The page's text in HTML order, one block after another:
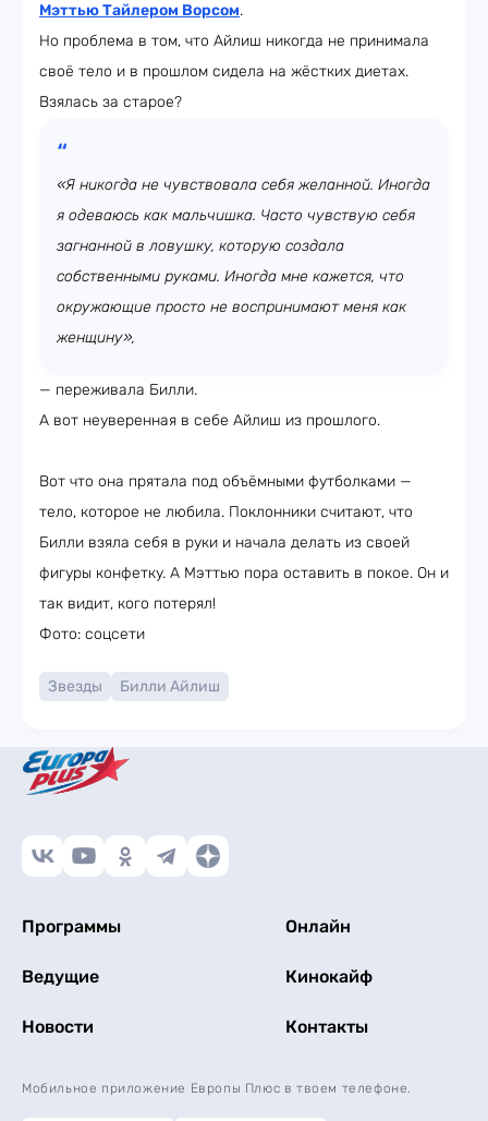
Мэттью Тайлером Ворсом.
Но проблема в том, что Айлиш никогда не принимала
своё тело и в прошлом сидела на жёстких диетах.
Взялась за старое?
«Я никогда не чувствовала себя желанной. Иногда
я одеваюсь как мальчишка. Часто чувствую себя
загнанной в ловушку, которую создала
собственными руками. Иногда мне кажется, что
окружающие просто не воспринимают меня как
женщину»,
— переживала Билли.
А вот неуверенная в себе Айлиш из прошлого.
Вот что она прятала под объёмными футболками —
тело, которое не любила. Поклонники считают, что
Билли взяла себя в руки и начала делать из своей
фигуры конфетку. А Мэттью пора оставить в покое. Он и
так видит, кого потерял!
Фото: соцсети
Звезды Билли Айлиш
Программы Онлайн
Ведущие Кинокайф
Новости Контакты
Мобильное приложение Европы Плюс в твоем телефоне.